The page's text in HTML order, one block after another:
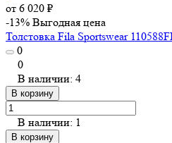
от 6 020 ₽
-13% Выгодная цена
Толстовка Fila Sportswear
0
0
В наличии: 4
В корзину
В наличии: 1
В корзину